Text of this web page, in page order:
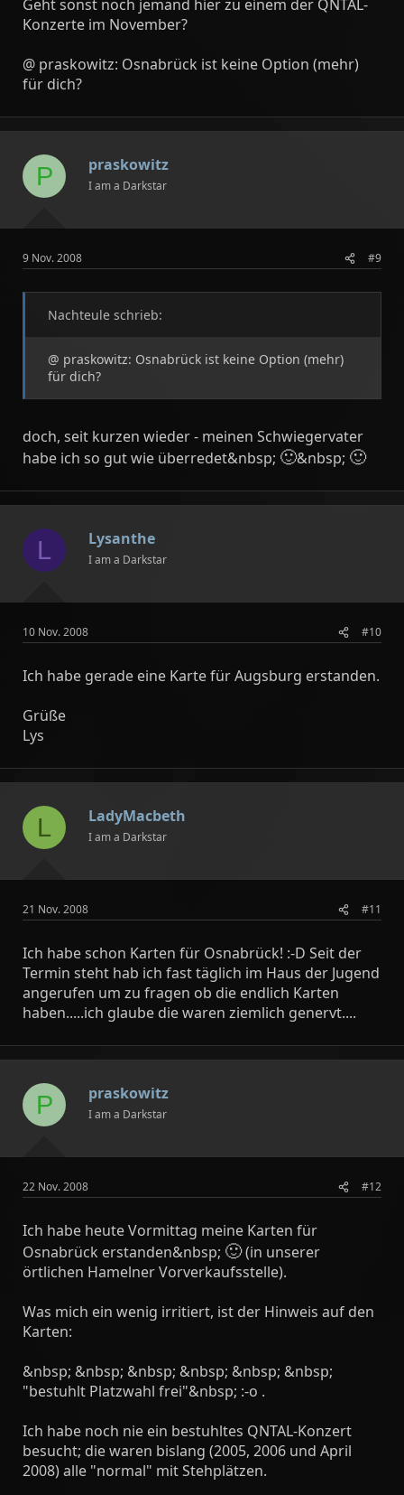
Geht sonst noch jemand hier zu einem der QNTAL-
Konzerte im November?
@ praskowitz: Osnabrück ist keine Option (mehr)
für dich?
P praskowitz
I am a Darkstar
9 Nov. 2008 #9
Nachteule schrieb:
@ praskowitz: Osnabrück ist keine Option (mehr)
für dich?
doch, seit kurzen wieder - meinen Schwiegervater
habe ich so gut wie überredet&nbsp; 🙂&nbsp; 🙂
L Lysanthe
I am a Darkstar
10 Nov. 2008 #10
Ich habe gerade eine Karte für Augsburg erstanden.
Grüße
Lys
L LadyMacbeth
I am a Darkstar
21 Nov. 2008 #11
Ich habe schon Karten für Osnabrück! :-D Seit der
Termin steht hab ich fast täglich im Haus der Jugend
angerufen um zu fragen ob die endlich Karten
haben.....ich glaube die waren ziemlich genervt....
P praskowitz
I am a Darkstar
22 Nov. 2008 #12
Ich habe heute Vormittag meine Karten für
Osnabrück erstanden&nbsp; 🙂(in unserer
örtlichen Hamelner Vorverkaufsstelle).
Was mich ein wenig irritiert, ist der Hinweis auf den
Karten:
&nbsp; &nbsp; &nbsp; &nbsp; &nbsp; &nbsp;
"bestuhlt Platzwahl frei"&nbsp; :-o .
Ich habe noch nie ein bestuhltes QNTAL-Konzert
besucht; die waren bislang (2005, 2006 und April
2008) alle "normal" mit Stehplätzen.